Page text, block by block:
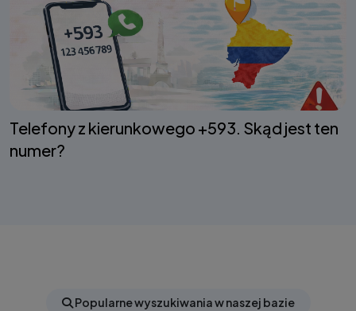
Telefony z kierunkowego +593. Skąd jest ten
numer?
Popularne wyszukiwania w naszej bazie